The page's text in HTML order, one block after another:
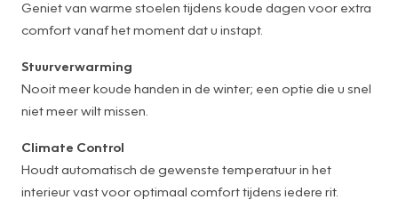
Geniet van warme stoelen tijdens koude dagen voor extra
comfort vanaf het moment dat u instapt.
Stuurverwarming
Nooit meer koude handen in de winter; een optie die u snel
niet meer wilt missen.
Climate Control
Houdt automatisch de gewenste temperatuur in het
interieur vast voor optimaal comfort tijdens iedere rit.